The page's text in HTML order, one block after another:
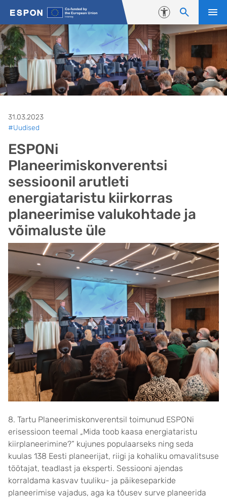
Liigu edasi põhisisu juurde
Juurdepääsetavus
31.03.2023
#Uudised
ESPONi
Planeerimiskonverentsi
sessioonil arutleti
energiataristu kiirkorras
planeerimise valukohtade ja
võimaluste üle
8. Tartu Planeerimiskonverentsil toimunud ESPONi
erisessioon teemal „Mida toob kaasa energiataristu
kiirplaneerimine?“ kujunes populaarseks ning seda
kuulas 138 Eesti planeerijat, riigi ja kohaliku omavalitsuse
töötajat, teadlast ja eksperti. Sessiooni ajendas
korraldama kasvav tuuliku- ja päikeseparkide
planeerimise vajadus, aga ka tõusev surve planeerida